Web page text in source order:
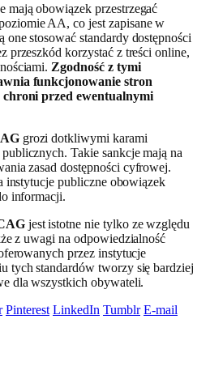
mają obowiązek przestrzegać
AA, co jest zapisane w
one stosować standardy dostępności
przeszkód korzystać z treści online,
Zgodność z tymi
funkcjonowanie stron
przed ewentualnymi
grozi dotkliwymi karami
Takie sankcje mają na
zasad dostępności cyfrowej.
instytucje publiczne obowiązek
informacji.
jest istotne nie tylko ze względu
z uwagi na odpowiedzialność
przez instytucje
tych standardów tworzy się bardziej
dla wszystkich obywateli.
Pinterest LinkedIn Tumblr E-mail